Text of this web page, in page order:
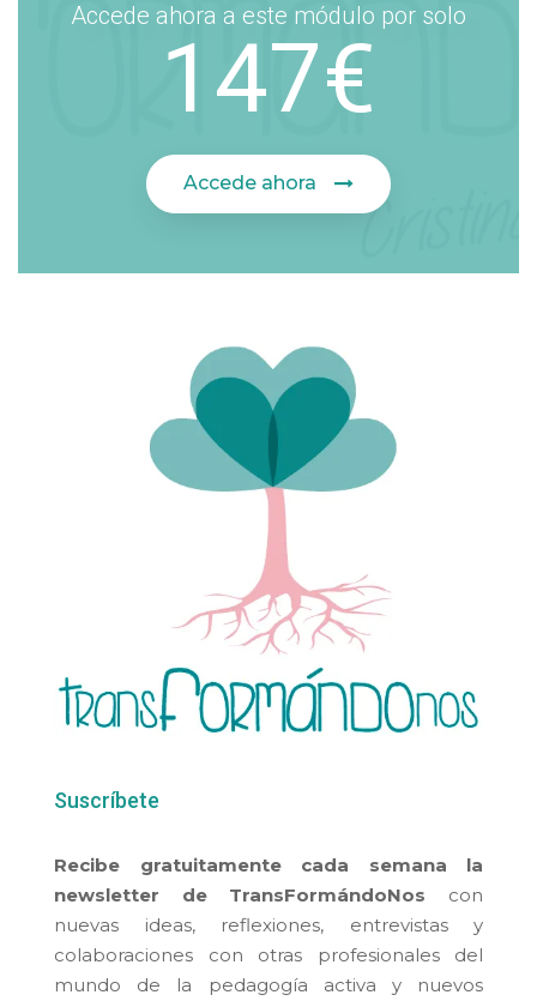
Accede ahora a este módulo por solo
147€
Accede ahora
Suscríbete
Recibe gratuitamente cada semana la
newsletter de TransFormándoNos con
nuevas ideas, reflexiones, entrevistas y
colaboraciones con otras profesionales del
mundo de la pedagogía activa y nuevos